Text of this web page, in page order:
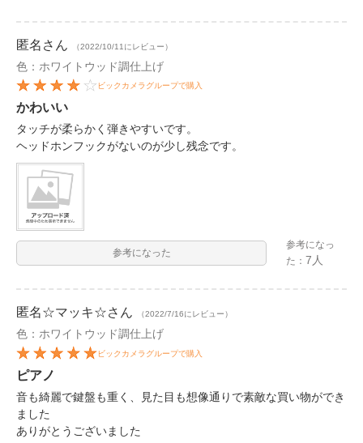
匿名 さん （2022/10/11にレビュー）
色：ホワイトウッド調仕上げ
ビックカメラグループで購入
かわいい
タッチが柔らかく弾きやすいです。
ヘッドホンフックがないのが少し残念です。
参考になった
参考になっ
た： 7人
匿名☆マッキ☆さん （2022/7/16にレビュー）
色：ホワイトウッド調仕上げ
ビックカメラグループで購入
ピアノ
音も綺麗で鍵盤も重く、見た目も想像通りで素敵な買い物ができ
ました
ありがとうございました